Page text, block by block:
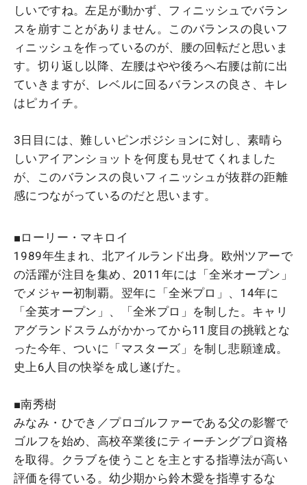
しいですね。左足が動かず、フィニッシュでバラン
スを崩すことがありません。このバランスの良いフ
ィニッシュを作っているのが、腰の回転だと思いま
す。切り返し以降、左腰はやや後ろへ右腰は前に出
ていきますが、レベルに回るバランスの良さ、キレ
はピカイチ。
3日目には、難しいピンポジションに対し、素晴ら
しいアイアンショットを何度も見せてくれました
が、このバランスの良いフィニッシュが抜群の距離
感につながっているのだと思います。
■ローリー・マキロイ
1989年生まれ、北アイルランド出身。欧州ツアーで
の活躍が注目を集め、2011年には「全米オープン」
でメジャー初制覇。翌年に「全米プロ」、14年に
「全英オープン」、「全米プロ」を制した。キャリ
アグランドスラムがかかってから11度目の挑戦とな
った今年、ついに「マスターズ」を制し悲願達成。
史上6人目の快挙を成し遂げた。
■南秀樹
みなみ・ひでき／プロゴルファーである父の影響で
ゴルフを始め、高校卒業後にティーチングプロ資格
を取得。クラブを使うことを主とする指導法が高い
評価を得ている。幼少期から鈴木愛を指導するな